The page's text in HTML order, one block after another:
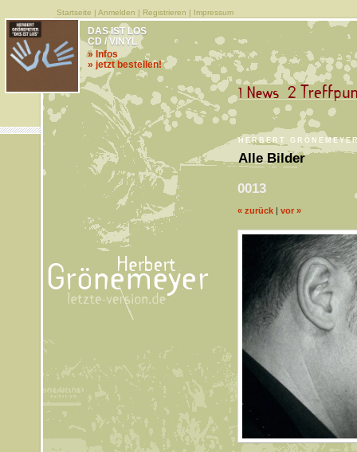
Startseite | Anmelden | Registrieren | Impressum
HERBERT
Alle Bilder
DAS IST LOS
CD / VINYL
» Infos
» jetzt bestellen!
0013
« zurück | vor »